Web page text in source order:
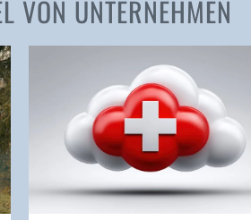
VON UNTERNEHMEN